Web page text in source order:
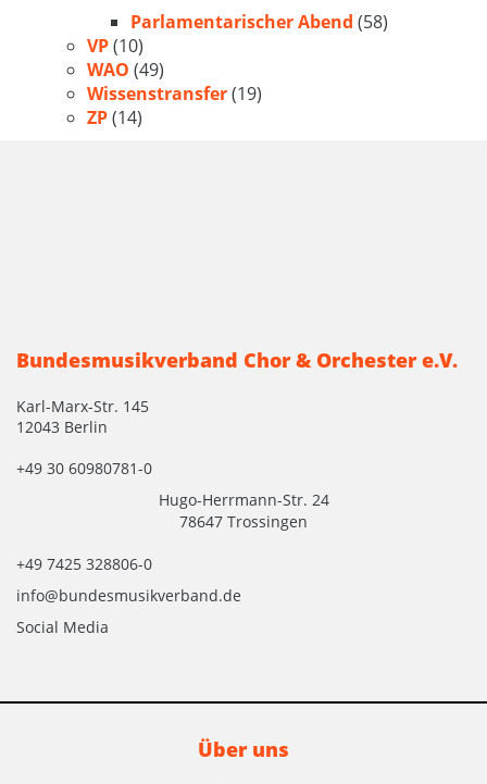
Parlamentarischer Abend (58)
VP(10)
WAO (49)
Wissenstransfer(19)
ZP(14)
Bundesmusikverband Chor & Orchester e.V.
Karl-Marx-Str. 145
12043 Berlin
+49 30 60980781-0
Hugo-Herrmann-Str. 24
78647 Trossingen
+49 7425 328806-0
info@bundesmusikverband.de
Social Media
Über uns